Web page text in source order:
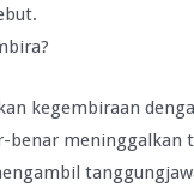
kegembiraan
benar meninggalkan